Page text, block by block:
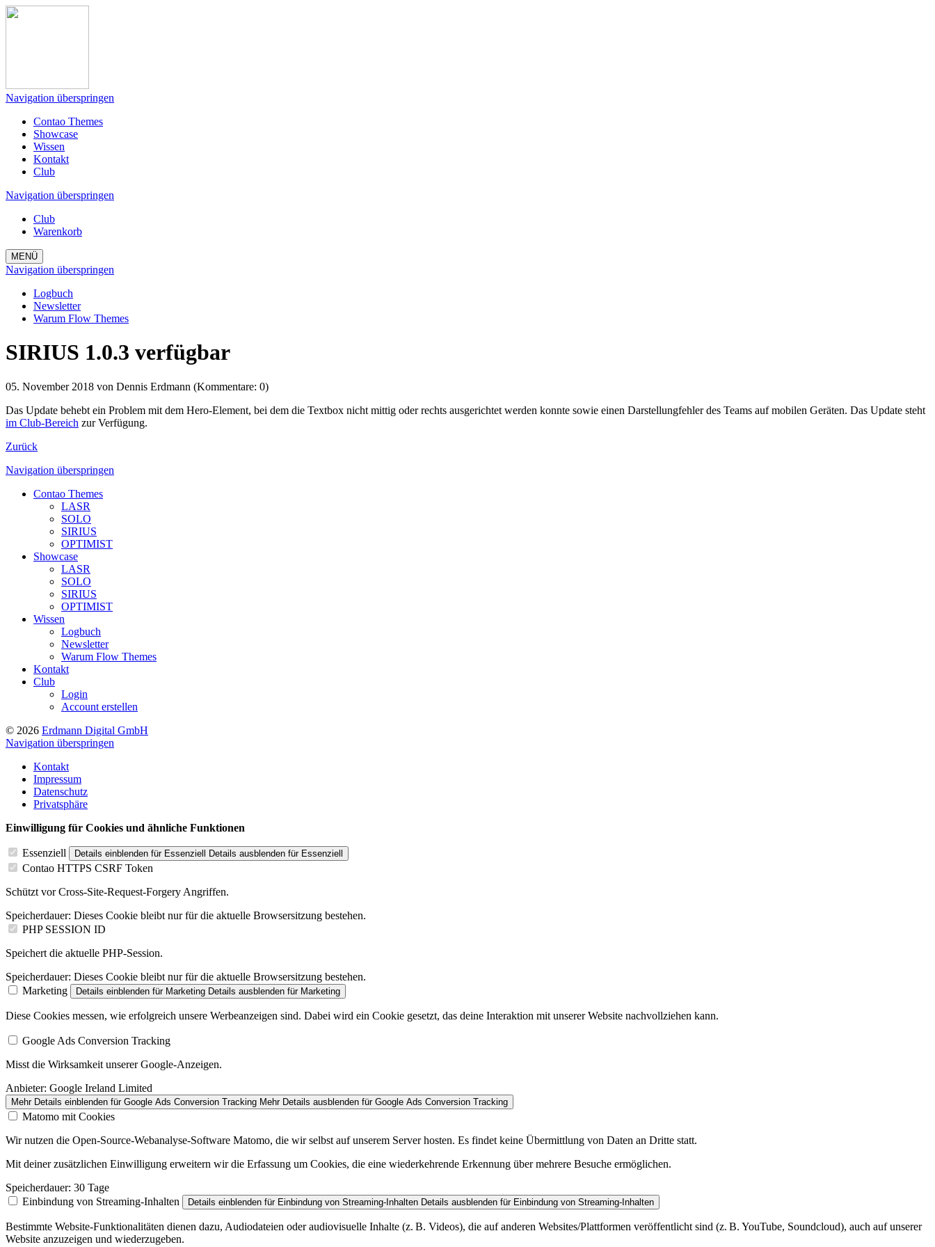
Navigation überspringen
Contao Themes
Showcase
Wissen
Kontakt
Club
Navigation überspringen
Club
Warenkorb
MENÜ
Navigation überspringen
Logbuch
Newsletter
Warum Flow Themes
SIRIUS 1.0.3 verfügbar
05. November 2018 von Dennis Erdmann (Kommentare: 0)
Das Update behebt ein Problem mit dem Hero-Element, bei dem die Textbox nicht mittig oder rechts ausgerichtet werden konnte sowie einen Darstellungfehler des Teams auf mobilen Geräten. Das Update steht
im Club-Bereich zur Verfügung.
Zurück
Navigation überspringen
Contao Themes
LASR
SOLO
SIRIUS
OPTIMIST
Showcase
LASR
SOLO
SIRIUS
OPTIMIST
Wissen
Logbuch
Newsletter
Warum Flow Themes
Kontakt
Club
Login
Account erstellen
© 2026 Erdmann Digital GmbH
Navigation überspringen
Kontakt
Impressum
Datenschutz
Privatsphäre
Einwilligung für Cookies und ähnliche Funktionen
Essenziell Details einblenden für Essenziell Details ausblenden für Essenziell
Contao HTTPS CSRF Token
Schützt vor Cross-Site-Request-Forgery Angriffen.
Speicherdauer: Dieses Cookie bleibt nur für die aktuelle Browsersitzung bestehen.
PHP SESSION ID
Speichert die aktuelle PHP-Session.
Speicherdauer: Dieses Cookie bleibt nur für die aktuelle Browsersitzung bestehen.
Marketing
Details einblenden für Marketing Details ausblenden für Marketing
Diese Cookies messen, wie erfolgreich unsere Werbeanzeigen sind. Dabei wird ein Cookie gesetzt, das deine Interaktion mit unserer Website nachvollziehen kann.
Google Ads Conversion Tracking
Misst die Wirksamkeit unserer Google-Anzeigen.
Anbieter: Google Ireland Limited
Mehr Details einblenden für Google Ads Conversion Tracking Mehr Details ausblenden für Google Ads Conversion Tracking
Matomo mit Cookies
Wir nutzen die Open-Source-Webanalyse-Software Matomo, die wir selbst auf unserem Server hosten. Es findet keine Übermittlung von Daten an Dritte statt.
Mit deiner zusätzlichen Einwilligung erweitern wir die Erfassung um Cookies, die eine wiederkehrende Erkennung über mehrere Besuche ermöglichen.
Speicherdauer: 30 Tage
Einbindung von Streaming-Inhalten
Details einblenden für Einbindung von Streaming-Inhalten Details ausblenden für Einbindung von Streaming-Inhalten
Bestimmte Website-Funktionalitäten dienen dazu, Audiodateien oder audiovisuelle Inhalte (z. B. Videos), die auf anderen Websites/Plattformen veröffentlicht sind (z. B. YouTube, Soundcloud), auch auf unserer
Website anzuzeigen und wiederzugeben.